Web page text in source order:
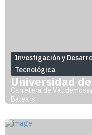
Investigación y
Tecnológica
Universidad
Carretera de
Balears